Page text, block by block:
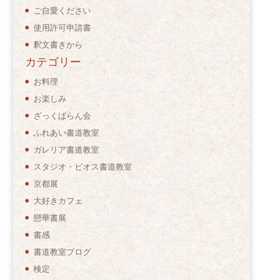
ご自愛ください
使用許可申請書
釈文書きから
カテゴリー
お料理
お楽しみ
ざっくばらん会
ふれあい書道教室
ガレリア書道教室
スタジオ・ビオス書道教室
京都展
大好きカフェ
戀華書展
書感
書道教室ブログ
検定